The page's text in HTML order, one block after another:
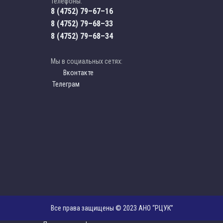
8 (4752) 79–67–16
8 (4752) 79–68–33
8 (4752) 79–68–34
Мы в социальных сетях:
Вконтакте
Телеграм
Все права защищены © 2023 АНО “РЦУК”